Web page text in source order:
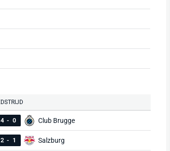
4 - 0 Club Brugge
2 - 1 Salzburg